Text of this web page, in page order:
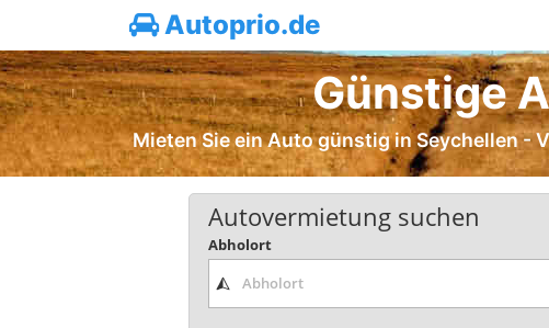
Autoprio.de
Günstige
Mieten Sie ein Auto günstig in Seychellen -
Autovermietung suchen
Abholort